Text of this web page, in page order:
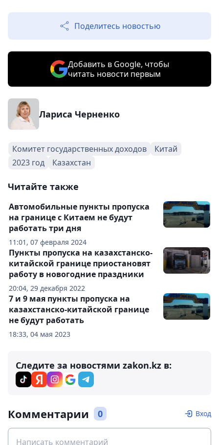
Поделитесь новостью
Добавить в Google, чтобы
читать новости первым
Лариса Черненко
Комитет государственных доходов
Китай
2023 год
Казахстан
Читайте также
11:01, 07 февраля 2024
Автомобильные пункты пропуска
на границе с Китаем не будут
работать три дня
20:04, 29 декабря 2022
Пункты пропуска на казахстанско-
китайской границе приостановят
работу в новогодние праздники
18:33, 04 мая 2023
7 и 9 мая пункты пропуска на
казахстанско-китайской границе
не будут работать
Следите за новостями zakon.kz в:
Комментарии 0 Вход